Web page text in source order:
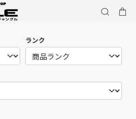
ランク